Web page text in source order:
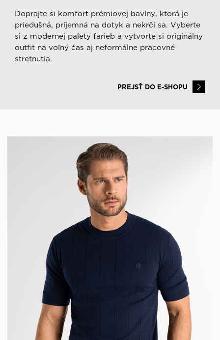
Doprajte si komfort prémiovej bavlny, ktorá je
priedušná, príjemná na dotyk a nekrčí sa. Vyberte
si z modernej palety farieb a vytvorte si originálny
outfit na voľný čas aj neformálne pracovné
stretnutia.
PREJSŤ DO E-SHOPU